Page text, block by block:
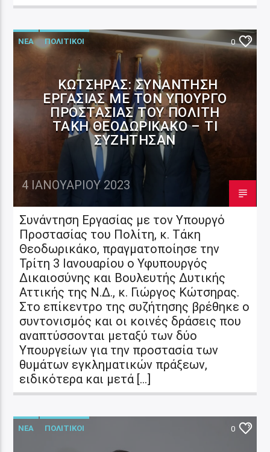
ΝΕΑ ΠΟΛΙΤΙΚΟΙ 0
ΚΏΤΣΗΡΑΣ: ΣΥΝΆΝΤΗΣΗ
ΕΡΓΑΣΊΑΣ ΜΕ ΤΟΝ ΥΠΟΥΡΓΌ
ΠΡΟΣΤΑΣΊΑΣ ΤΟΥ ΠΟΛΊΤΗ
ΤΆΚΗ ΘΕΟΔΩΡΙΚΆΚΟ – ΤΙ
ΣΥΖΉΤΗΣΑΝ
4 ΙΑΝΟΥΑΡΊΟΥ 2023
Συνάντηση Εργασίας με τον Υπουργό
Προστασίας του Πολίτη, κ. Τάκη
Θεοδωρικάκο, πραγματοποίησε την
Τρίτη 3 Ιανουαρίου ο Υφυπουργός
Δικαιοσύνης και Βουλευτής Δυτικής
Αττικής της Ν.Δ., κ. Γιώργος Κώτσηρας.
Στο επίκεντρο της συζήτησης βρέθηκε ο
συντονισμός και οι κοινές δράσεις που
αναπτύσσονται μεταξύ των δύο
Υπουργείων για την προστασία των
θυμάτων εγκληματικών πράξεων,
ειδικότερα και μετά […]
ΝΕΑ ΠΟΛΙΤΙΚΟΙ 0